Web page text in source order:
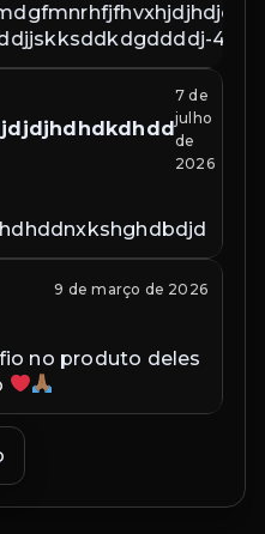
44*4/%-
18 de julho
9 de março de 2026
no produto deles